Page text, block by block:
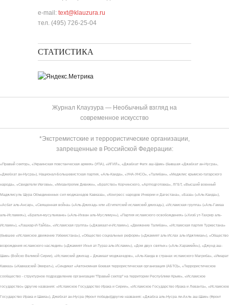
e-mail: text@klauzura.ru
тел. (495) 726-25-04
СТАТИСТИКА
Журнал Клаузура — Необычный взгляд на
современное искусство
*Экстремистские и террористические организации,
запрещенные в Российской Федерации:
«Правый сектор», «Украинская повстанческая армия» (УПА), «ИГИЛ», «Джабхат Фатх аш-Шам» (бывшая «Джабхат ан-Нусра»,
«Джебхат ан-Нусра»), Национал-Большевистская партия, «Аль-Каида», «УНА-УНСО», «Талибан», «Меджлис крымско-татарского
народа», «Свидетели Иеговы», «Мизантропик Дивижн», «Братство» Корчинского, «Артподготовка», ЛГБТ, «Высший военный
Маджлисуль Шура Объединенных сил моджахедов Кавказа», «Конгресс народов Ичкерии и Дагестана», «База» («Аль-Каида»),
«Асбат аль-Ансар», «Священная война» («Аль-Джихад» или «Египетский исламский джихад»), «Исламская группа» («Аль-Гамаа
аль-Исламия»), «Братья-мусульмане» («Аль-Ихван аль-Муслимун»), «Партия исламского освобождения» («Хизб ут-Тахрир аль-
Ислами»), «Лашкар-И-Тайба», «Исламская группа» («Джамаат-и-Ислами»), «Движение Талибан», «Исламская партия Туркестана»
(бывшее «Исламское движение Узбекистана»), «Общество социальных реформ» («Джамият аль-Ислах аль-Иджтимаи»), «Общество
возрождения исламского наследия» («Джамият Ихья ат-Тураз аль-Ислами»), «Дом двух святых» («Аль-Харамейн»), «Джунд аш-
Шам» (Войско Великой Сирии), «Исламский джихад – Джамаат моджахедов», «Аль-Каида в странах исламского Магриба», «Имарат
Кавказ» («Кавказский Эмират»), «Синдикат «Автономная боевая террористическая организация (АБТО)», «Террористическое
сообщество - структурное подразделение организации "Правый сектор" на территории Республики Крым», «Исламское
государство» (другие названия: «Исламское Государство Ирака и Сирии», «Исламское Государство Ирака и Леванта», «Исламское
Государство Ирака и Шама»), Джебхат ан-Нусра (Фронт победы)(другие названия: «Джабха аль-Нусра ли-Ахль аш-Шам» (Фронт